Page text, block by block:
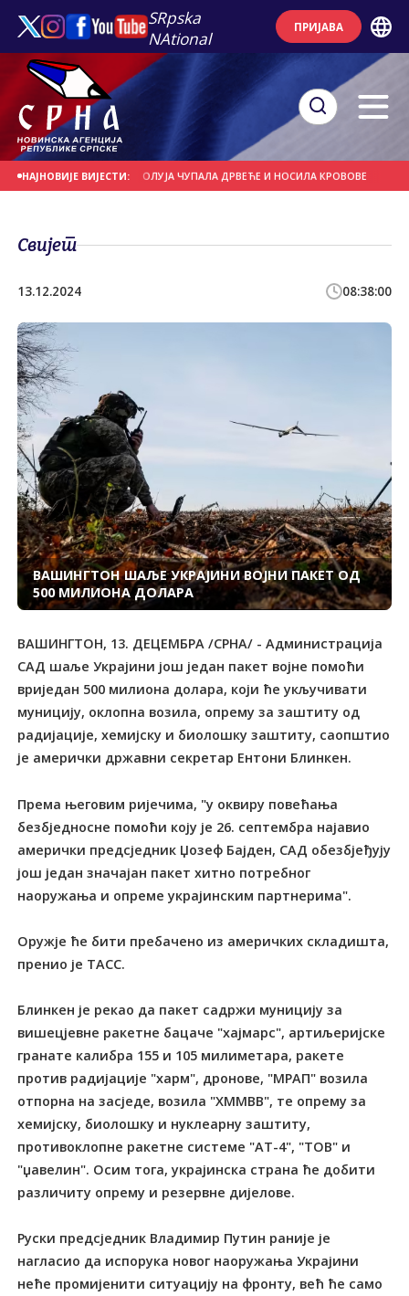
SRpska
NAtional
ПРИЈАВА
НАЈНОВИЈЕ ВИЈЕСТИ:
ДАНАШЊИ ДАН ОЛУЈА ЧУПАЛА ДРВЕЋЕ И НОСИЛА КРОВОВЕ ЈАКИ
Свијет
13.12.2024 08:38:00
ВАШИНГТОН ШАЉЕ УКРАЈИНИ ВОЈНИ ПАКЕТ ОД
500 МИЛИОНА ДОЛАРА
ВАШИНГТОН, 13. ДЕЦЕМБРА /СРНА/ - Администрација
САД шаље Украјини још један пакет војне помоћи
вриједан 500 милиона долара, који ће укључивати
муницију, оклопна возила, опрему за заштиту од
радијације, хемијску и биолошку заштиту, саопштио
је амерички државни секретар Ентони Блинкен.
Према његовим ријечима, "у оквиру повећања
безбједносне помоћи коју је 26. септембра најавио
амерички предсједник Џозеф Бајден, САД обезбјеђују
још један значајан пакет хитно потребног
наоружања и опреме украјинским партнерима".
Оружје ће бити пребачено из америчких складишта,
пренио је ТАСС.
Блинкен је рекао да пакет садржи муницију за
вишецјевне ракетне бацаче "хајмарс", артиљеријске
гранате калибра 155 и 105 милиметара, ракете
против радијације "харм", дронове, "МРАП" возила
отпорна на засједе, возила "ХММВВ", те опрему за
хемијску, биолошку и нуклеарну заштиту,
противоклопне ракетне системе "АТ-4", "ТОВ" и
"џавелин". Осим тога, украјинска страна ће добити
различиту опрему и резервне дијелове.
Руски предсједник Владимир Путин раније је
нагласио да испорука новог наоружања Украјини
неће промијенити ситуацију на фронту, већ ће само